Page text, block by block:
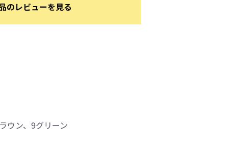
のレビューを見る
ウン、9グリーン